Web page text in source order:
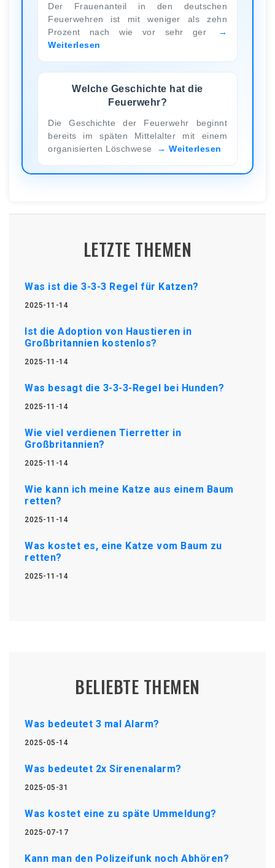
Der Frauenanteil in den deutschen
Feuerwehren ist mit weniger als zehn
Prozent nach wie vor sehr ger
Weiterlesen
Welche Geschichte hat die
Feuerwehr?
Die Geschichte der Feuerwehr beginnt
bereits im späten Mittelalter mit einem
organisierten Löschwese
Weiterlesen
LETZTE THEMEN
Was ist die 3-3-3 Regel für Katzen?
2025-11-14
Ist die Adoption von Haustieren in
Großbritannien kostenlos?
2025-11-14
Was besagt die 3-3-3-Regel bei Hunden?
2025-11-14
Wie viel verdienen Tierretter in
Großbritannien?
2025-11-14
Wie kann ich meine Katze aus einem Baum
retten?
2025-11-14
Was kostet es, eine Katze vom Baum zu
retten?
2025-11-14
BELIEBTE THEMEN
Was bedeutet 3 mal Alarm?
2025-05-14
Was bedeutet 2x Sirenenalarm?
2025-05-31
Was kostet eine zu späte Ummeldung?
2025-07-17
Kann man den Polizeifunk noch Abhören?